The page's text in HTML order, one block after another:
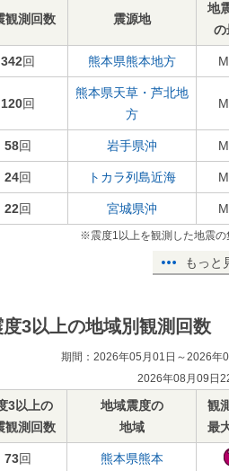
観測回数 震源地
地
の
342回 熊本県熊本地方
120回
熊本県天草・芦北地
方
58回 岩手県沖
24回 トカラ列島近海
22回 宮城県沖
※震度1以上を観測した地震の
もっと
度3以上の地域別観測回数
期間：2026年05月01日～2026年
2026年08月09日
3以上の
観測回数
地域震度の
地域
観
最
73回 熊本県熊本